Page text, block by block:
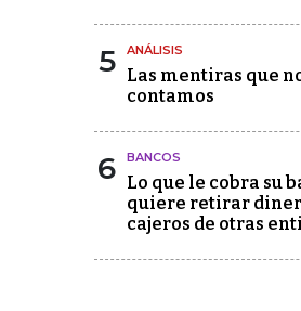
5 ANÁLISIS
Las mentiras que
contamos
6 BANCOS
Lo que le cobra su
quiere retirar
cajeros de otras